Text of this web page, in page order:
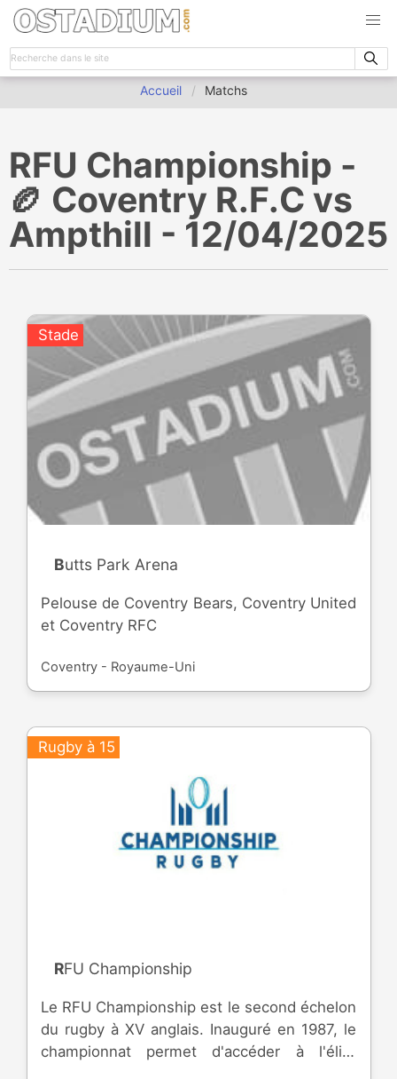
Accueil Matchs
RFU Championship -
🏉 Coventry R.F.C vs
Ampthill - 12/04/2025
Stade
Butts Park Arena
Pelouse de Coventry Bears, Coventry United
et Coventry RFC
Coventry - Royaume-Uni
Rugby à 15
RFU Championship
Le RFU Championship est le second échelon
du rugby à XV anglais. Inauguré en 1987, le
championnat permet d'accéder à l'élite